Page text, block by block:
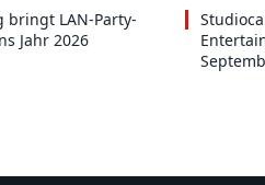
bringt LAN-Party-
Jahr 2026